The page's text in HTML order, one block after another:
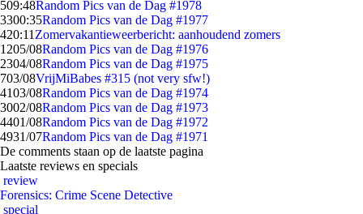
509:48Random Pics van de Dag #1978
3300:35Random Pics van de Dag #1977
420:11 Zomervakantieweerbericht: aanhoudend zomers
1205/08Random Pics van de Dag #1976
2304/08Random Pics van de Dag #1975
703/08VrijMiBabes #315 (not very sfw!)
4103/08Random Pics van de Dag #1974
3002/08Random Pics van de Dag #1973
4401/08Random Pics van de Dag #1972
4931/07Random Pics van de Dag #1971
De comments staan op de laatste pagina
Laatste reviews en specials
review
Forensics: Crime Scene Detective
special